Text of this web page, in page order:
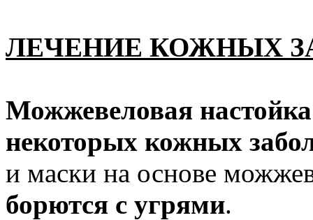
ЛЕЧЕНИЕ КОЖНЫХ
Можжевеловая
некоторых кожных
и маски на основе
борются с угрями.